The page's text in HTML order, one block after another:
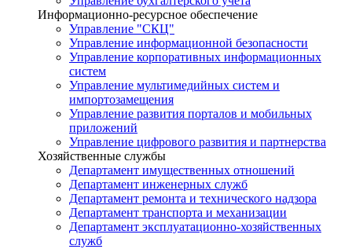
Информационно-ресурсное обеспечение
Управление "СКЦ"
Управление информационной безопасности
Управление корпоративных информационных
систем
Управление мультимедийных систем и
импортозамещения
Управление развития порталов и мобильных
приложений
Управление цифрового развития и партнерства
Хозяйственные службы
Департамент имущественных отношений
Департамент инженерных служб
Департамент ремонта и технического надзора
Департамент транспорта и механизации
Департамент эксплуатационно-хозяйственных
служб